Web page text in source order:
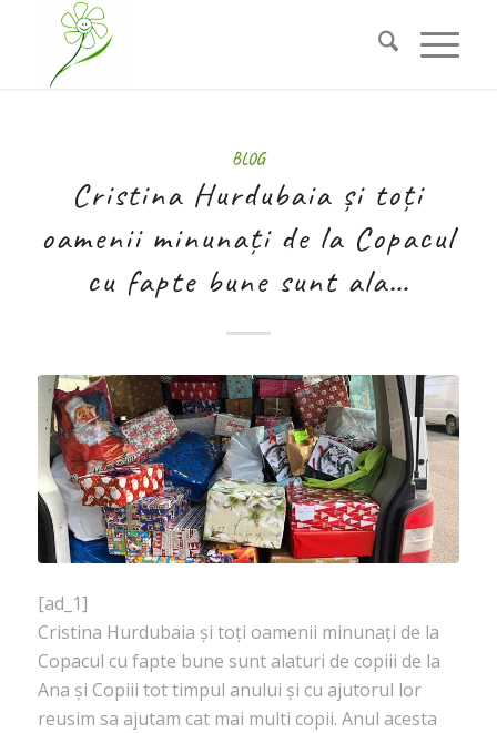
BLOG
Cristina Hurdubaia și toți
oamenii minunați de la Copacul
cu fapte bune sunt ala…
[ad_1]
Cristina Hurdubaia și toți oamenii minunați de la
Copacul cu fapte bune sunt alaturi de copiii de la
Ana și Copiii tot timpul anului și cu ajutorul lor
reusim sa ajutam cat mai multi copii. Anul acesta